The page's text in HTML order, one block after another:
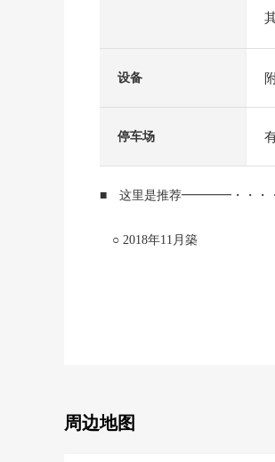
设备
停车场
■ 这里是推荐━━━━・・
○ 2018年11月築
○ 小房间背后收纳或者走廊收
周边地图